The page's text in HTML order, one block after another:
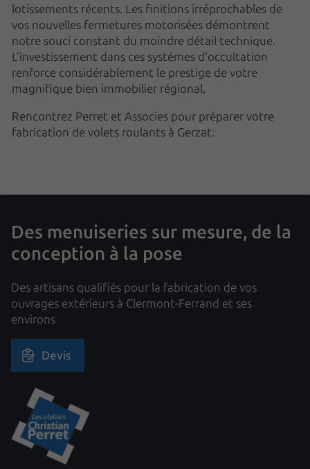
lotissements récents. Les finitions irréprochables de
vos nouvelles fermetures motorisées démontrent
notre souci constant du moindre détail technique.
L'investissement dans ces systèmes d'occultation
renforce considérablement le prestige de votre
magnifique bien immobilier régional.
Rencontrez Perret et Associes pour préparer votre
fabrication de volets roulants à Gerzat.
Des menuiseries sur mesure, de la
conception à la pose
Des artisans qualifiés pour la fabrication de vos
ouvrages extérieurs à Clermont-Ferrand et ses
environs
Devis